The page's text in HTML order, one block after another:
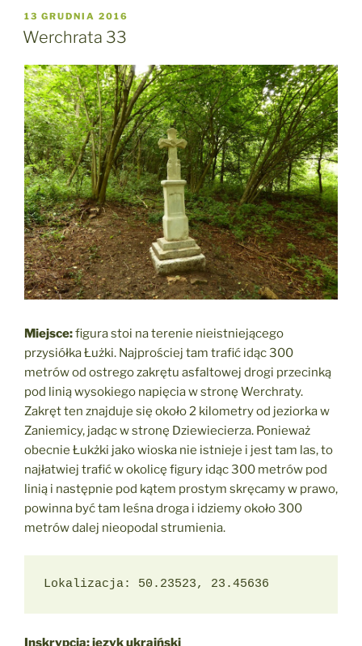
OPUBLIKOWANE
W
13 GRUDNIA 2016
Werchrata 33
Miejsce:figura stoi na terenie nieistniejącego
przysiółka Łużki. Najprościej tam trafić idąc 300
metrów od ostrego zakrętu asfaltowej drogi przecinką
pod linią wysokiego napięcia w stronę Werchraty.
Zakręt ten znajduje się około 2 kilometry od jeziorka w
Zaniemicy, jadąc w stronę Dziewiecierza. Ponieważ
obecnie Łukżki jako wioska nie istnieje i jest tam las, to
najłatwiej trafić w okolicę figury idąc 300 metrów pod
linią i następnie pod kątem prostym skręcamy w prawo,
powinna być tam leśna droga i idziemy około 300
metrów dalej nieopodal strumienia.
Lokalizacja: 50.23523, 23.45636